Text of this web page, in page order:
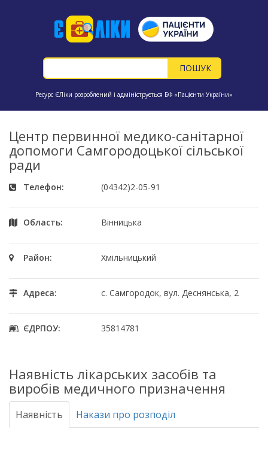
Ресурс ЄЛіки розроблений і адмініструється БФ «Пацієнти України»
Центр первинної медико-санітарної
допомоги Самгородоцької сільської
ради
Телефон: (04342)2-05-91
Область: Вінницька
Район: Хмільницький
Адреса: с. Самгородок, вул. Деснянська, 2
ЄДРПОУ: 35814781
Наявність лікарських засобів та
виробів медичного призначення
Наявність Накази про розподіл